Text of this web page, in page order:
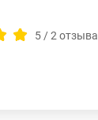
5 / 2 отзыва